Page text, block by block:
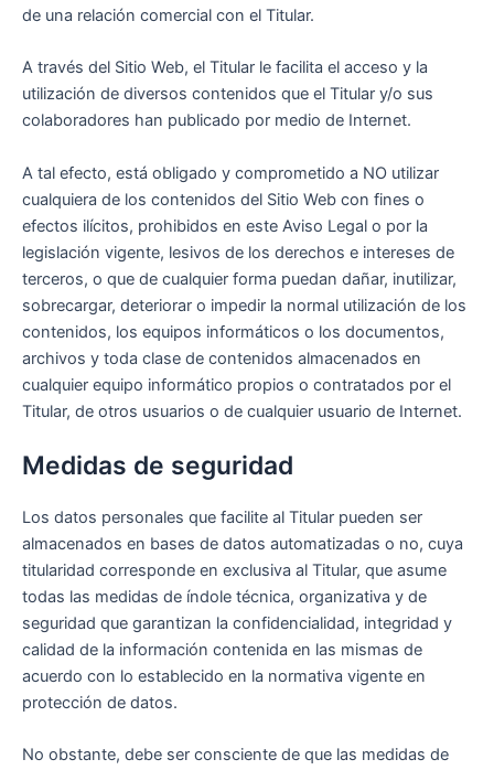
de una relación comercial con el Titular.
A través del Sitio Web, el Titular le facilita el acceso y la
utilización de diversos contenidos que el Titular y/o sus
colaboradores han publicado por medio de Internet.
A tal efecto, está obligado y comprometido a NO utilizar
cualquiera de los contenidos del Sitio Web con fines o
efectos ilícitos, prohibidos en este Aviso Legal o por la
legislación vigente, lesivos de los derechos e intereses de
terceros, o que de cualquier forma puedan dañar, inutilizar,
sobrecargar, deteriorar o impedir la normal utilización de los
contenidos, los equipos informáticos o los documentos,
archivos y toda clase de contenidos almacenados en
cualquier equipo informático propios o contratados por el
Titular, de otros usuarios o de cualquier usuario de Internet.
Medidas de seguridad
Los datos personales que facilite al Titular pueden ser
almacenados en bases de datos automatizadas o no, cuya
titularidad corresponde en exclusiva al Titular, que asume
todas las medidas de índole técnica, organizativa y de
seguridad que garantizan la confidencialidad, integridad y
calidad de la información contenida en las mismas de
acuerdo con lo establecido en la normativa vigente en
protección de datos.
No obstante, debe ser consciente de que las medidas de